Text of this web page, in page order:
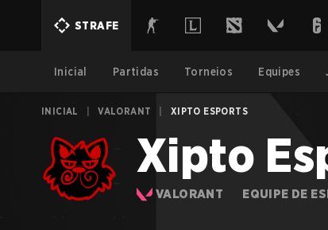
STRAFE
Inicial Partidas Torneios Equipes
INICIAL VALORANT XIPTO ESPORTS
Xipto
VALORANT EQUIPE DE